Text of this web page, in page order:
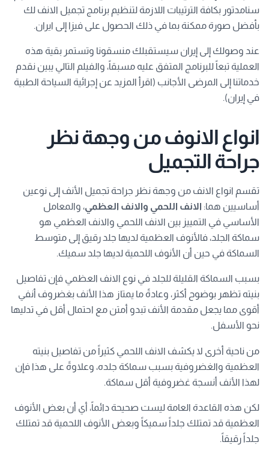
سنامدتور بكافة الترتيبات اللازمة لتنظيم برنامج تجميل الانف لك
بأفضل صورة ممكنة بما في ذلك الحصول على فيزا إلى ايران.
عند وصولك إلى إيران سيستقبلك منسقونا وتستمر بقية هذه
العملية تبعاً للبرنامج المتفق عليه مسبقاً، والفيلم التالي يبين نقدم
خدماتنا إلى المرضى الأجانب (اقرأ المزيد عن إجرائية السياحة الطبية
في إيران).
انواع الانوف من وجهة نظر
جراحة التجميل
تقسم انواع الانف من وجهة نظر جراحة تجميل الأنف إلى نوعين
أساسيين هما: الانف اللحمي والانف العظمي، والمعامل
الأساسي في التمييز بين الانف اللحمي والانف العظمي هو
سماكة الجلد، فالأنوف العظمية لديها جلد رقيق إلى متوسط
السماكة في حين أن الأنوف اللحمية لديها جلد سميك.
بسبب السماكة القليلة للجلد في نوع الانف العظمي فإن تفاصيل
بنيته تظهر بوضوح أكثر، وعادةً ما يمتاز هذا الأنف بغضروف أنفي
أقوى مما يجعل مقدمة الأنف تبدو أمتن مع احتمال أقل في تدليها
نحو الأسفل.
من ناحية أخرى لا يكشف الانف اللحمي كثيراً من تفاصيل بنيته
العظمية والغضروفية بسبب سماكة جلده، وعلاوةً على هذا فإن
لهذا الأنف أنسجة غضروفية أقل سماكة.
لكن هذه القاعدة العامة ليست صحيحة دائماً، أي أن بعض الأنوف
العظمية قد تمتلك جلداً سميكاً وبعض الأنوف اللحمية قد تمتلك
جلداً رقيقاً.